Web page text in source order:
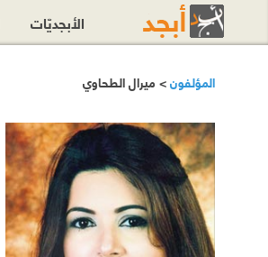
المؤلفون> ميرال الطحاوي
الأبجديّات